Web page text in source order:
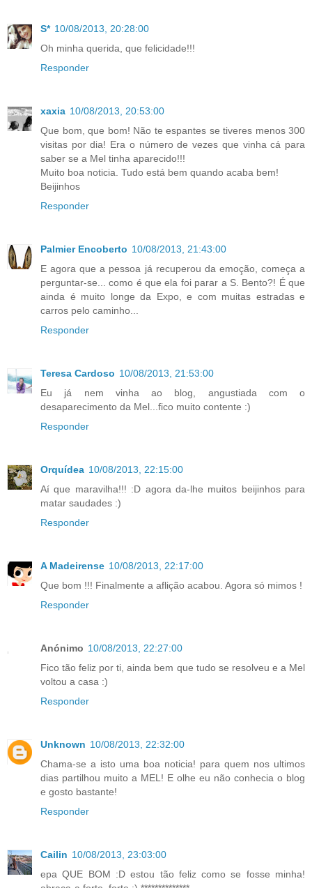
S* 10/08/2013, 20:28:00
Oh minha querida, que felicidade!!!
Responder
xaxia 10/08/2013, 20:53:00
Que bom, que bom! Não te espantes se tiveres menos 300
visitas por dia! Era o número de vezes que vinha cá para
saber se a Mel tinha aparecido!!!
Muito boa noticia. Tudo está bem quando acaba bem!
Beijinhos
Responder
Palmier Encoberto 10/08/2013, 21:43:00
E agora que a pessoa já recuperou da emoção, começa a
perguntar-se... como é que ela foi parar a S. Bento?! É que
ainda é muito longe da Expo, e com muitas estradas e
carros pelo caminho...
Responder
Teresa Cardoso 10/08/2013, 21:53:00
Eu já nem vinha ao blog, angustiada com o
desaparecimento da Mel...fico muito contente :)
Responder
Orquídea 10/08/2013, 22:15:00
Aí que maravilha!!! :D agora da-lhe muitos beijinhos para
matar saudades :)
Responder
A Madeirense 10/08/2013, 22:17:00
Que bom !!! Finalmente a aflição acabou. Agora só mimos !
Responder
Anónimo 10/08/2013, 22:27:00
Fico tão feliz por ti, ainda bem que tudo se resolveu e a Mel
voltou a casa :)
Responder
Unknown 10/08/2013, 22:32:00
Chama-se a isto uma boa noticia! para quem nos ultimos
dias partilhou muito a MEL! E olhe eu não conhecia o blog
e gosto bastante!
Responder
Cailin 10/08/2013, 23:03:00
epa QUE BOM :D estou tão feliz como se fosse minha!